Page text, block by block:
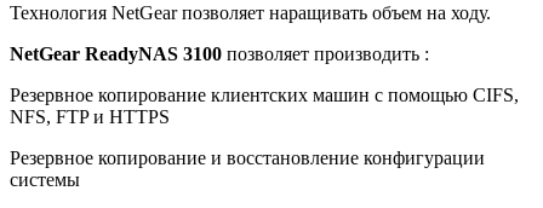
Технология NetGear позволяет наращивать объем на ходу.
NetGear ReadyNAS 3100 позволяет производить :
Резервное копирование клиентских машин с помощью CIFS,
NFS, FTP и HTTPS
Резервное копирование и восстановление конфигурации
системы